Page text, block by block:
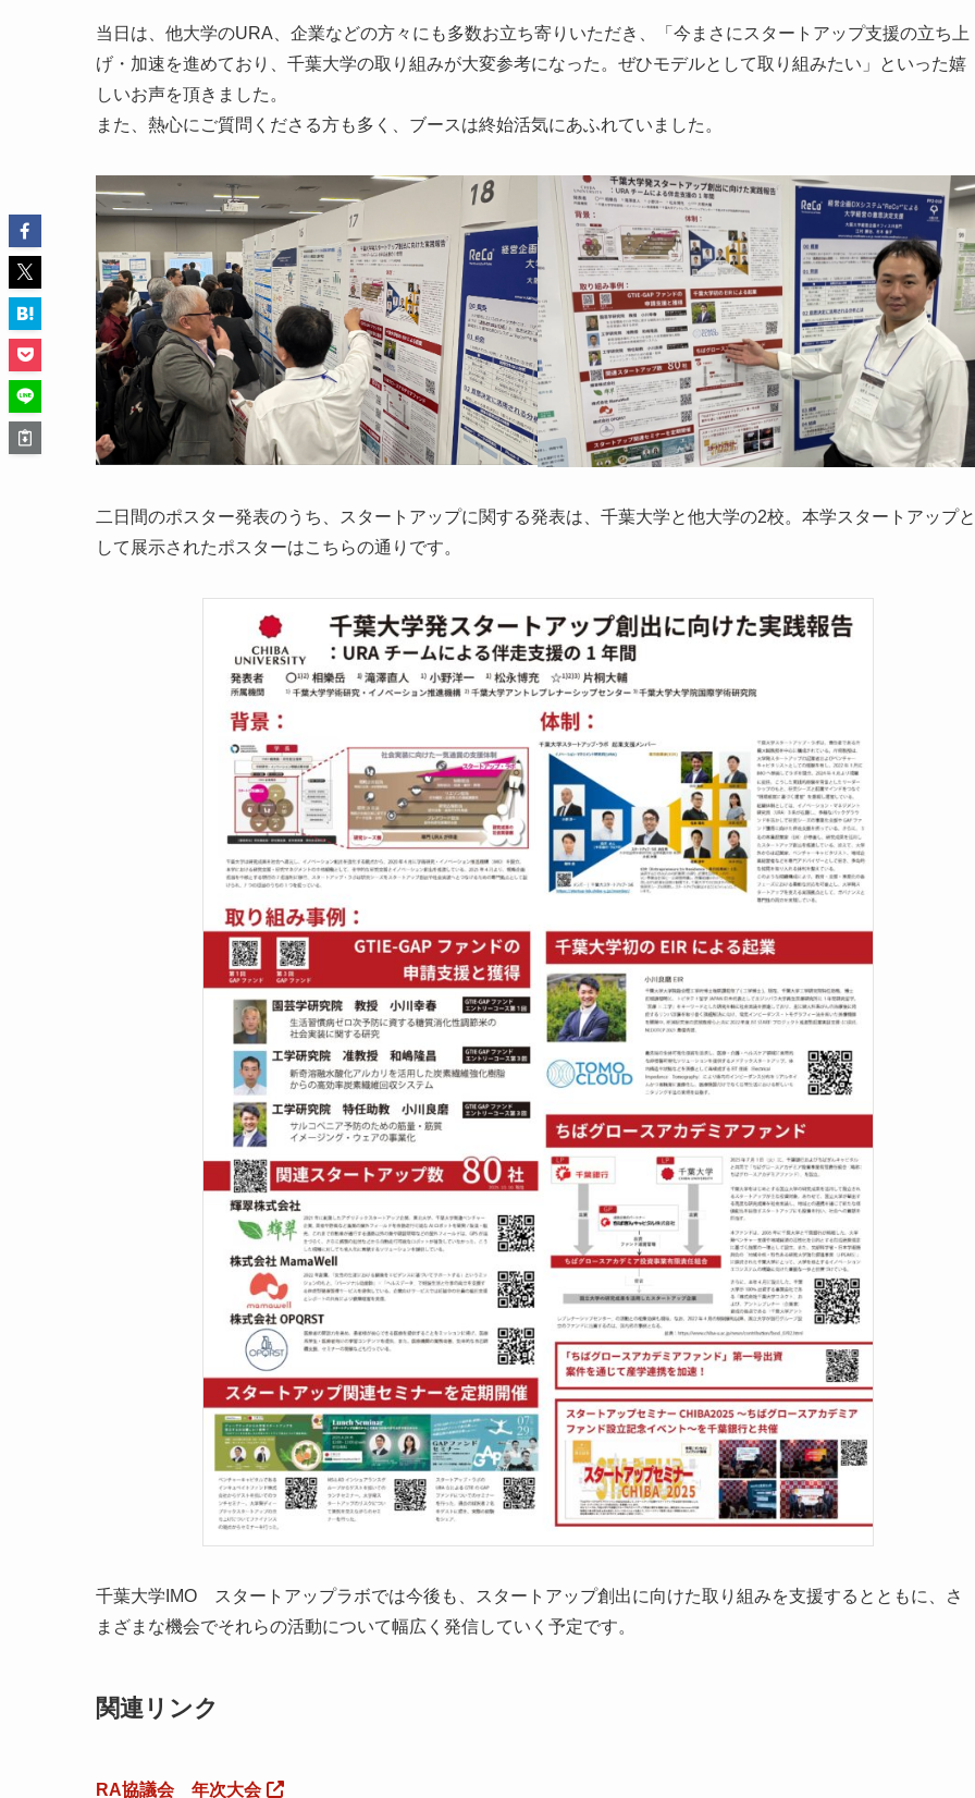
当日は、他大学のURA、企業などの方々にも多数お立ち寄りいただき、「今まさにスタートアップ支援の立ち上
げ・加速を進めており、千葉大学の取り組みが大変参考になった。ぜひモデルとして取り組みたい」といった嬉
しいお声を頂きました。
また、熱心にご質問くださる方も多く、ブースは終始活気にあふれていました。
二日間のポスター発表のうち、スタートアップに関する発表は、千葉大学と他大学の2校。本学スタートアップと
して展示されたポスターはこちらの通りです。
千葉大学IMO スタートアップラボでは今後も、スタートアップ創出に向けた取り組みを支援するとともに、さ
まざまな機会でそれらの活動について幅広く発信していく予定です。
関連リンク
RA協議会 年次大会